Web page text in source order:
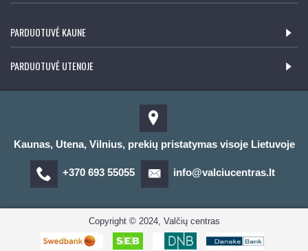
PARDUOTUVĖ KAUNE
PARDUOTUVĖ UTENOJE
Kaunas, Utena, Vilnius, prekių pristatymas visoje Lietuvoje
+370 693 55055 info@valciucentras.lt
Copyright © 2024, Valčių centras